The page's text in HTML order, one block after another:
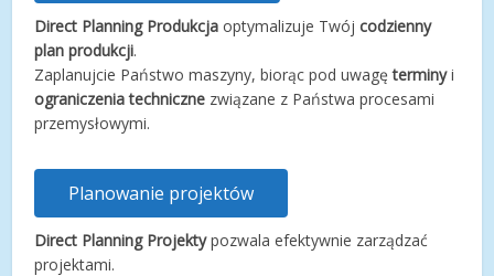
Direct Planning Produkcja optymalizuje Twójcodzienny
plan produkcji.
Zaplanujcie Państwo maszyny, biorąc pod uwagęterminyi
ograniczenia techniczne związane z Państwa procesami
przemysłowymi.
Planowanie projektów
Direct Planning Projektypozwala efektywnie zarządzać
projektami.